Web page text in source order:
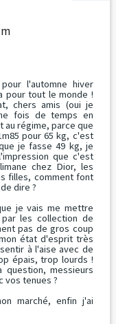
l'automne hiver
pour tout le monde !
chers amis (oui je
fois de temps en
régime, parce que
pour 65 kg, c'est
je fasse 49 kg, je
que c'est
chez Dior, les
filles, comment font
dire ?
je vais me mettre
les collection de
pas de gros coup
état d'esprit très
à l'aise avec de
épais, trop lourds !
question, messieurs
vos tenues ?
marché, enfin j'ai